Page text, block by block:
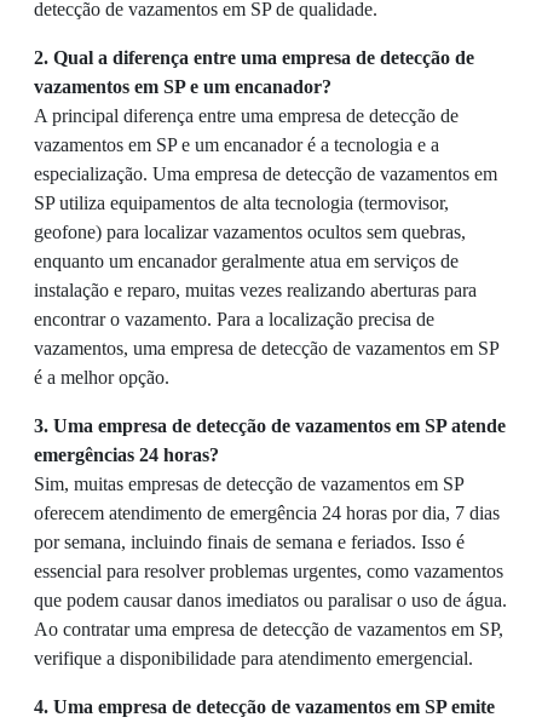
detecção de vazamentos em SP de qualidade.
2. Qual a diferença entre uma empresa de detecção de
vazamentos em SP e um encanador?
A principal diferença entre uma empresa de detecção de
vazamentos em SP e um encanador é a tecnologia e a
especialização. Uma empresa de detecção de vazamentos em
SP utiliza equipamentos de alta tecnologia (termovisor,
geofone) para localizar vazamentos ocultos sem quebras,
enquanto um encanador geralmente atua em serviços de
instalação e reparo, muitas vezes realizando aberturas para
encontrar o vazamento. Para a localização precisa de
vazamentos, uma empresa de detecção de vazamentos em SP
é a melhor opção.
3. Uma empresa de detecção de vazamentos em SP atende
emergências 24 horas?
Sim, muitas empresas de detecção de vazamentos em SP
oferecem atendimento de emergência 24 horas por dia, 7 dias
por semana, incluindo finais de semana e feriados. Isso é
essencial para resolver problemas urgentes, como vazamentos
que podem causar danos imediatos ou paralisar o uso de água.
Ao contratar uma empresa de detecção de vazamentos em SP,
verifique a disponibilidade para atendimento emergencial.
4. Uma empresa de detecção de vazamentos em SP emite